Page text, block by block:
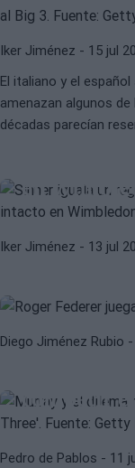
Iker Jiménez - 15 jul
El italiano y el
amenazan algunos
décadas parecían
JANNIK SINNER ATP
Sinner
en
Iker Jiménez - 13 jul
Federer
Diego Jiménez Rubio
ATPANDY MURRAY
competir
Pedro de Pablos - 11